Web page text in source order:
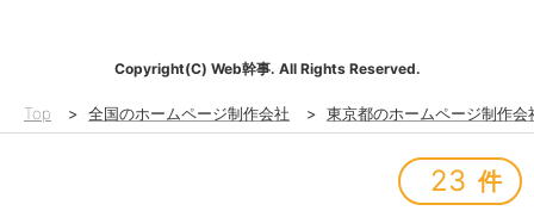
Copyright(C) Web幹事. All Rights Reserved.
Top > 全国のホームページ制作会社 > 東京都のホームページ制作会
23 件